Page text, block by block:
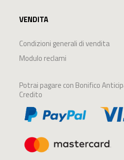
VENDITA
Condizioni generali di vendita
Modulo reclami
Potrai pagare con Bonifico
Credito